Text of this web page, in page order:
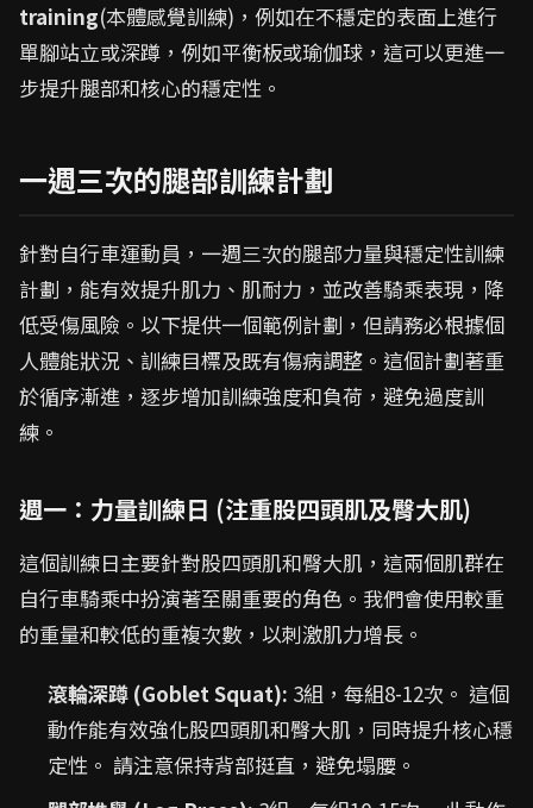
training(本體感覺訓練)，例如在不穩定的表面上進行
單腳站立或深蹲，例如平衡板或瑜伽球，這可以更進一
步提升腿部和核心的穩定性。
一週三次的腿部訓練計劃
針對自行車運動員，一週三次的腿部力量與穩定性訓練
計劃，能有效提升肌力、肌耐力，並改善騎乘表現，降
低受傷風險。以下提供一個範例計劃，但請務必根據個
人體能狀況、訓練目標及既有傷病調整。這個計劃著重
於循序漸進，逐步增加訓練強度和負荷，避免過度訓
練。
週一：力量訓練日 (注重股四頭肌及臀大肌)
這個訓練日主要針對股四頭肌和臀大肌，這兩個肌群在
自行車騎乘中扮演著至關重要的角色。我們會使用較重
的重量和較低的重複次數，以刺激肌力增長。
滾輪深蹲 (Goblet Squat): 3組，每組8-12次。 這個
動作能有效強化股四頭肌和臀大肌，同時提升核心穩
定性。 請注意保持背部挺直，避免塌腰。